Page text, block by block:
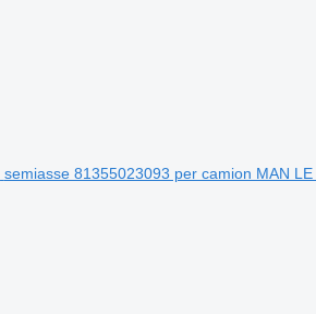
semiasse 81355023093 per camion MAN